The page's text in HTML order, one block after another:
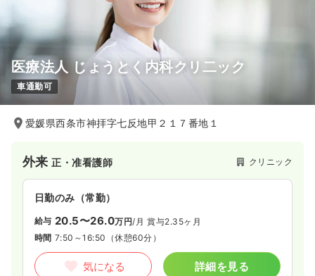
医療法人 じょうとく内科クリ二ック
車通勤可
愛媛県西条市神拝字七反地甲２１７番地１
外来正・准看護師 クリニック
日勤のみ（常勤）
給与 20.5〜26.0万円/月 賞与2.35ヶ月
時間 7:50～16:50 （休憩60分）
気になる 詳細を見る